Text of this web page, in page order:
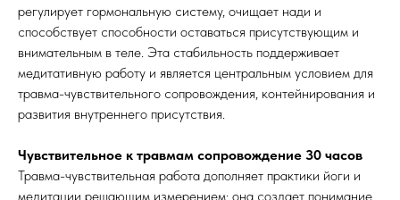
регулирует гормональную систему, очищает нади и
способствует способности оставаться присутствующим и
внимательным в теле. Эта стабильность поддерживает
медитативную работу и является центральным условием для
травма-чувствительного сопровождения, контейнирования и
развития внутреннего присутствия.
Чувствительное к травмам сопровождение 30 часов
Травма-чувствительная работа дополняет практики йоги и
медитации решающим измерением: она создает понимание